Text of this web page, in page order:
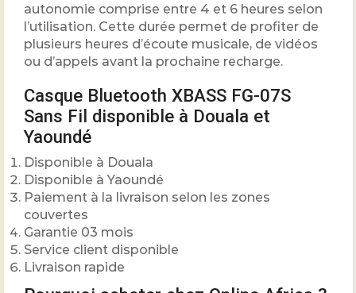
autonomie comprise entre 4 et 6 heures selon
l’utilisation. Cette durée permet de profiter de
plusieurs heures d’écoute musicale, de vidéos
ou d’appels avant la prochaine recharge.
Casque Bluetooth XBASS FG-07S
Sans Fil disponible à Douala et
Yaoundé
Disponible à Douala
Disponible à Yaoundé
Paiement à la livraison selon les zones
couvertes
Garantie 03 mois
Service client disponible
Livraison rapide